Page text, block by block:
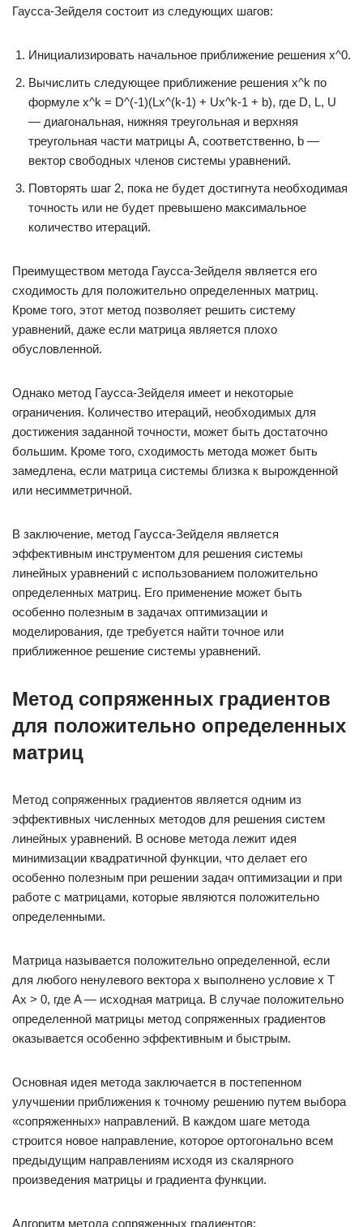
Гаусса-Зейделя состоит из следующих шагов:
Инициализировать начальное приближение решения x^0.
Вычислить следующее приближение решения x^k по
формуле x^k = D^(-1)(Lx^(k-1) + Ux^k-1 + b), где D, L, U
— диагональная, нижняя треугольная и верхняя
треугольная части матрицы A, соответственно, b —
вектор свободных членов системы уравнений.
Повторять шаг 2, пока не будет достигнута необходимая
точность или не будет превышено максимальное
количество итераций.
Преимуществом метода Гаусса-Зейделя является его
сходимость для положительно определенных матриц.
Кроме того, этот метод позволяет решить систему
уравнений, даже если матрица является плохо
обусловленной.
Однако метод Гаусса-Зейделя имеет и некоторые
ограничения. Количество итераций, необходимых для
достижения заданной точности, может быть достаточно
большим. Кроме того, сходимость метода может быть
замедлена, если матрица системы близка к вырожденной
или несимметричной.
В заключение, метод Гаусса-Зейделя является
эффективным инструментом для решения системы
линейных уравнений с использованием положительно
определенных матриц. Его применение может быть
особенно полезным в задачах оптимизации и
моделирования, где требуется найти точное или
приближенное решение системы уравнений.
Метод сопряженных градиентов
для положительно определенных
матриц
Метод сопряженных градиентов является одним из
эффективных численных методов для решения систем
линейных уравнений. В основе метода лежит идея
минимизации квадратичной функции, что делает его
особенно полезным при решении задач оптимизации и при
работе с матрицами, которые являются положительно
определенными.
Матрица называется положительно определенной, если
для любого ненулевого вектора x выполнено условие x T
Ax > 0, где A — исходная матрица. В случае положительно
определенной матрицы метод сопряженных градиентов
оказывается особенно эффективным и быстрым.
Основная идея метода заключается в постепенном
улучшении приближения к точному решению путем выбора
«сопряженных» направлений. В каждом шаге метода
строится новое направление, которое ортогонально всем
предыдущим направлениям исходя из скалярного
произведения матрицы и градиента функции.
Алгоритм метода сопряженных градиентов: